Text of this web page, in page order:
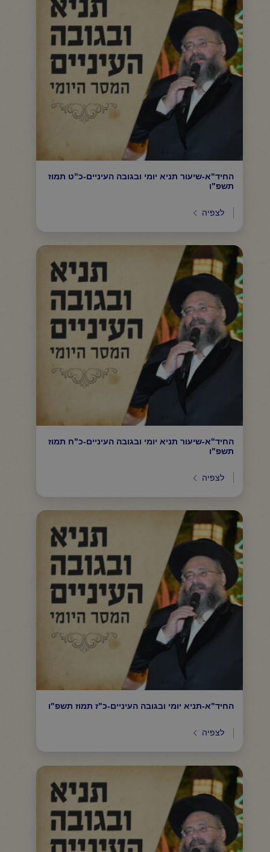
החיד"א-שיעור תניא יומי ובגובה העיניים-כ"ט תמוז
תשפ"ו
לצפיה
החיד"א-שיעור תניא יומי ובגובה העיניים-כ"ח תמוז
תשפ"ו
לצפיה
החיד"א-תניא יומי ובגובה העיניים-כ"ז תמוז תשפ"ו
לצפיה